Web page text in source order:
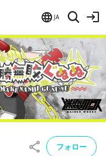
JA
フォロー